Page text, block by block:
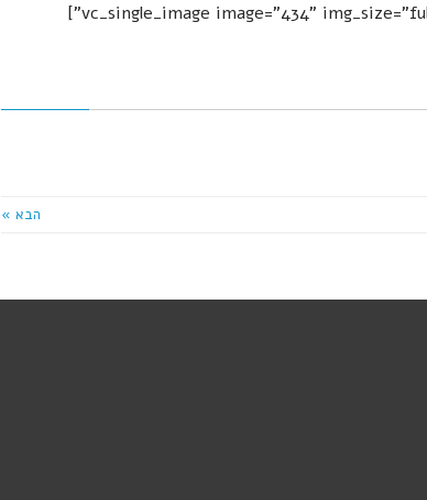
[/vc_column_text][vc_single_image image="434" img_size="full" alignment="center"]
הבא »